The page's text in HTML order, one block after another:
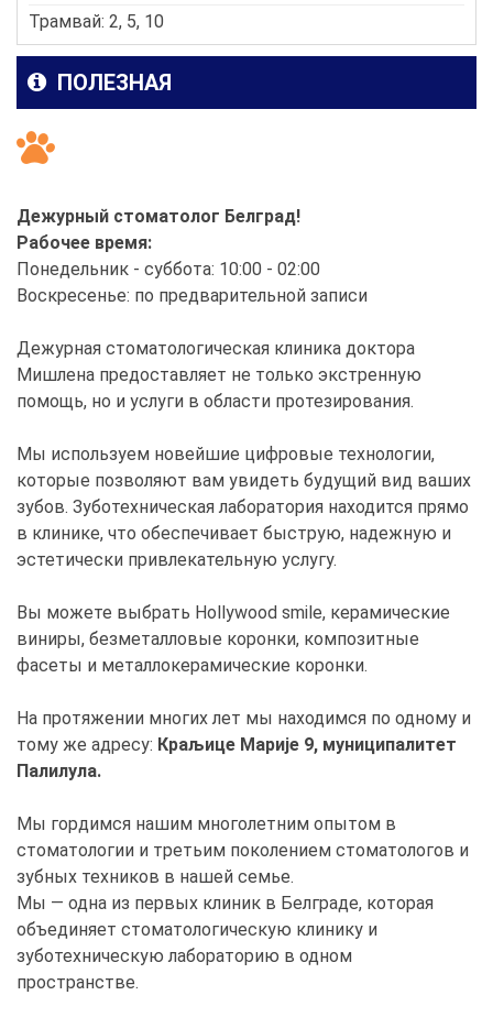
Трамвай: 2, 5, 10
ПОЛЕЗНАЯ
Дежурный стоматолог Белград!
Рабочее время:
Понедельник - суббота: 10:00 - 02:00
Воскресенье: по предварительной записи
Дежурная стоматологическая клиника доктора
Мишлена предоставляет не только экстренную
помощь, но и услуги в области протезирования.
Мы используем новейшие цифровые технологии,
которые позволяют вам увидеть будущий вид ваших
зубов. Зуботехническая лаборатория находится прямо
в клинике, что обеспечивает быструю, надежную и
эстетически привлекательную услугу.
Вы можете выбрать Hollywood smile, керамические
виниры, безметалловые коронки, композитные
фасеты и металлокерамические коронки.
На протяжении многих лет мы находимся по одному и
тому же адресу: Краљице Марије 9, муниципалитет
Палилула.
Мы гордимся нашим многолетним опытом в
стоматологии и третьим поколением стоматологов и
зубных техников в нашей семье.
Мы — одна из первых клиник в Белграде, которая
объединяет стоматологическую клинику и
зуботехническую лабораторию в одном
пространстве.